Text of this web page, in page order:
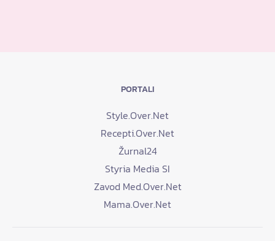
PORTALI
Style.Over.Net
Recepti.Over.Net
Žurnal24
Styria Media SI
Zavod Med.Over.Net
Mama.Over.Net